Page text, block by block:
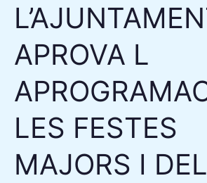
APROVA L
LES FESTES
MAJORS I
DELEGA
LA
RECAPTACIÓ
DE
TAXES
LA